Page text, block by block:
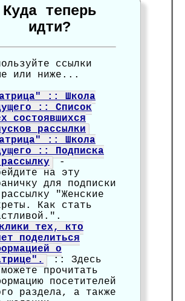
Куда теперь
идти?
ссылки
или ниже...
:: Школа
:: Список
состоявшихся
рассылки
:: Школа
:: Подписка
-
на эту
для подписки
"Женские
Как стать
тех, кто
поделиться
о
:: Здесь
прочитать
посетителей
раздела, а также